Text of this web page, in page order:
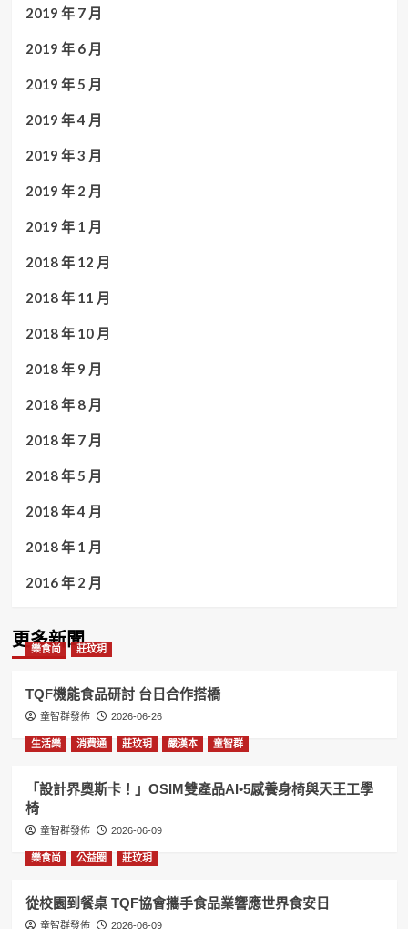
2019 年 7 月
2019 年 6 月
2019 年 5 月
2019 年 4 月
2019 年 3 月
2019 年 2 月
2019 年 1 月
2018 年 12 月
2018 年 11 月
2018 年 10 月
2018 年 9 月
2018 年 8 月
2018 年 7 月
2018 年 5 月
2018 年 4 月
2018 年 1 月
2016 年 2 月
更多新聞
樂食尚 莊玟玥
TQF機能食品研討 台日合作搭橋
童智群發佈 2026-06-26
生活樂 消費通 莊玟玥 嚴漢本 童智群
「設計界奧斯卡！」OSIM雙產品AI•5感養身椅與天王工學
椅
童智群發佈 2026-06-09
樂食尚 公益圈 莊玟玥
從校園到餐桌 TQF協會攜手食品業響應世界食安日
童智群發佈 2026-06-09